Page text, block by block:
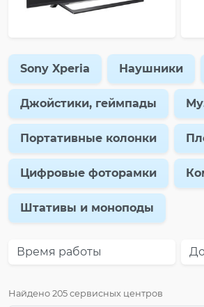
Sony Xperia Наушники
Джойстики, геймпады
Портативные колонки
Цифровые фоторамки
Штативы и моноподы
Время работы
Найдено 205 сервисных центров